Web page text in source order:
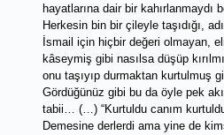
hayatlarına dair bir
Herkesin bin bir çileyle taşıdığı,
İsmail için hiçbir değeri olmayan,
kâseymiş gibi nasılsa düşüp
onu taşıyıp durmaktan kurtulmuş
Gördüğünüz gibi bu da öyle pek
tabii… (…) “Kurtuldu canım
Demesine derlerdi ama yine de